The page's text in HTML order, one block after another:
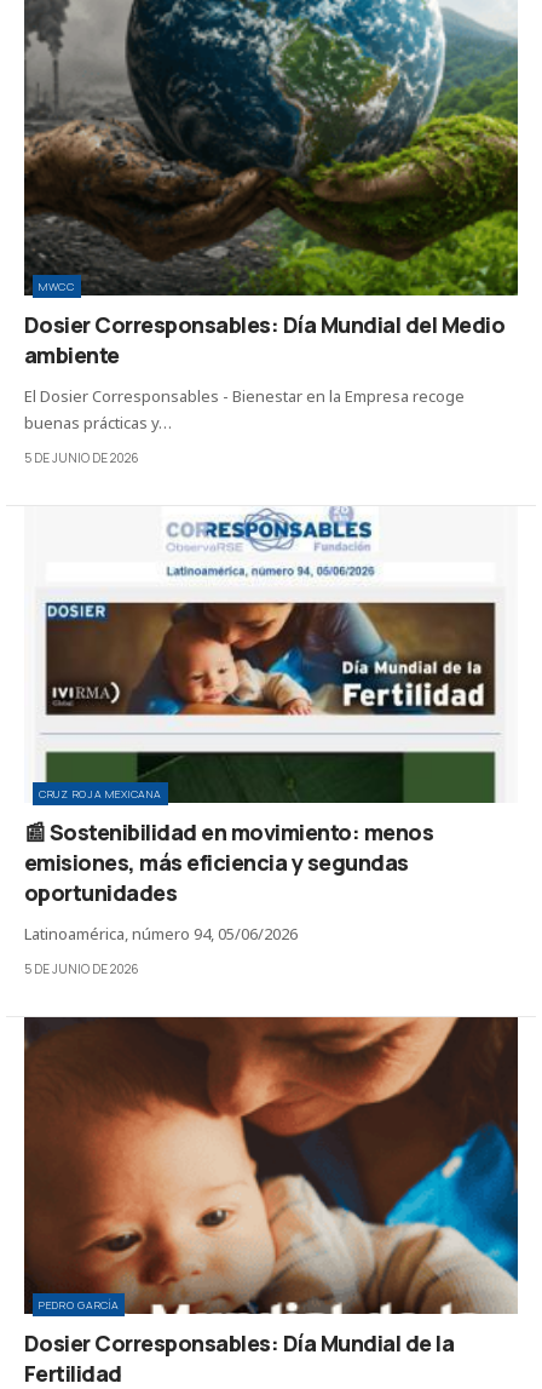
MWCC
Dosier Corresponsables: Día Mundial del Medio
ambiente
El Dosier Corresponsables - Bienestar en la Empresa recoge
buenas prácticas y…
5 DE JUNIO DE 2026
CRUZ ROJA MEXICANA
📰 Sostenibilidad en movimiento: menos
emisiones, más eficiencia y segundas
oportunidades
Latinoamérica, número 94, 05/06/2026
5 DE JUNIO DE 2026
PEDRO GARCÍA
Dosier Corresponsables: Día Mundial de la
Fertilidad